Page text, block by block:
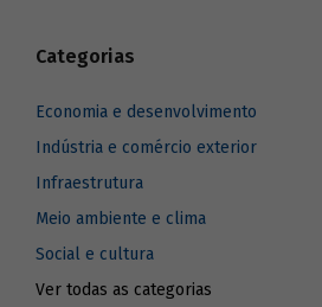
Categorias
Economia e desenvolvimento
Indústria e comércio exterior
Infraestrutura
Meio ambiente e clima
Social e cultura
Ver todas as categorias